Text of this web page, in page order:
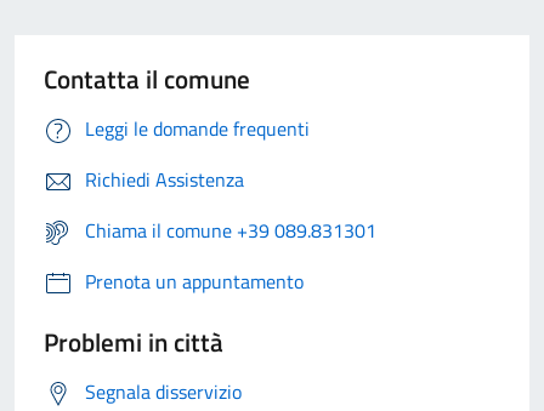
Contatta il comune
Leggi le domande frequenti
Richiedi Assistenza
Chiama il comune +39 089.831301
Prenota un appuntamento
Problemi in città
Segnala disservizio